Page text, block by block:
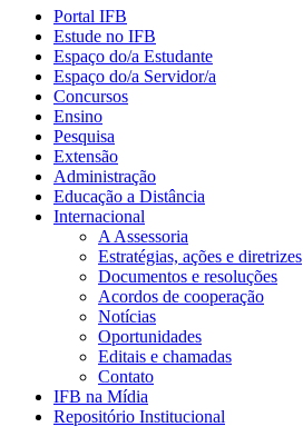
Portal IFB
Estude no IFB
Espaço do/a Estudante
Espaço do/a Servidor/a
Concursos
Ensino
Pesquisa
Extensão
Administração
Educação a Distância
Internacional
A Assessoria
Estratégias, ações e diretrizes
Documentos e resoluções
Acordos de cooperação
Notícias
Oportunidades
Editais e chamadas
Contato
IFB na Mídia
Repositório Institucional